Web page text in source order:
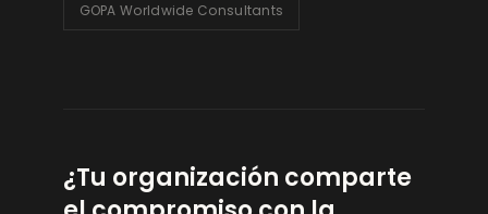
GOPA Worldwide Consultants
¿Tu organización comparte